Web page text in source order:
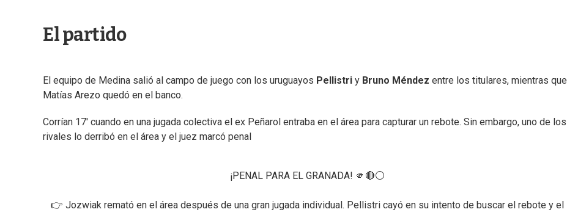
El partido
El equipo de Medina salió al campo de juego con los uruguayos Pellistri y Bruno Méndez entre los titulares, mientras que
Matías Arezo quedó en el banco.
Corrían 17' cuando en una jugada colectiva el ex Peñarol entraba en el área para capturar un rebote. Sin embargo, uno de los
rivales lo derribó en el área y el juez marcó penal
¡PENAL PARA EL GRANADA! 🫵🔴⚪
👉 Jozwiak remató en el área después de una gran jugada individual. Pellistri cayó en su intento de buscar el rebote y el